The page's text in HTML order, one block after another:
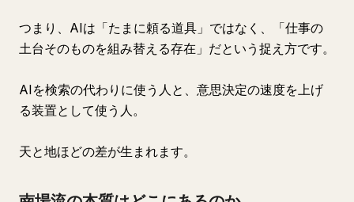
つまり、AIは「たまに頼る道具」ではなく、「仕事の
土台そのものを組み替える存在」だという捉え方です。
AIを検索の代わりに使う人と、意思決定の速度を上げ
る装置として使う人。
天と地ほどの差が生まれます。